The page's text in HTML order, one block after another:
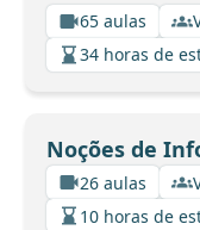
65 aulas
34 horas de
Noções de
26 aulas
10 horas de